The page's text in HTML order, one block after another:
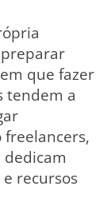
que fazer
tendem a
freelancers,
recursos